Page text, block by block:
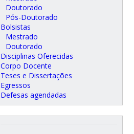
Doutorado
Pós-Doutorado
Bolsistas
Mestrado
Doutorado
Disciplinas Oferecidas
Corpo Docente
Teses e Dissertações
Egressos
Defesas agendadas